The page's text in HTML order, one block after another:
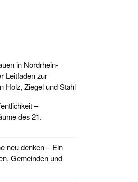
in Nordrhein-
Leitfaden zur
Holz, Ziegel und Stahl
–
des 21.
neu denken – Ein
Gemeinden und